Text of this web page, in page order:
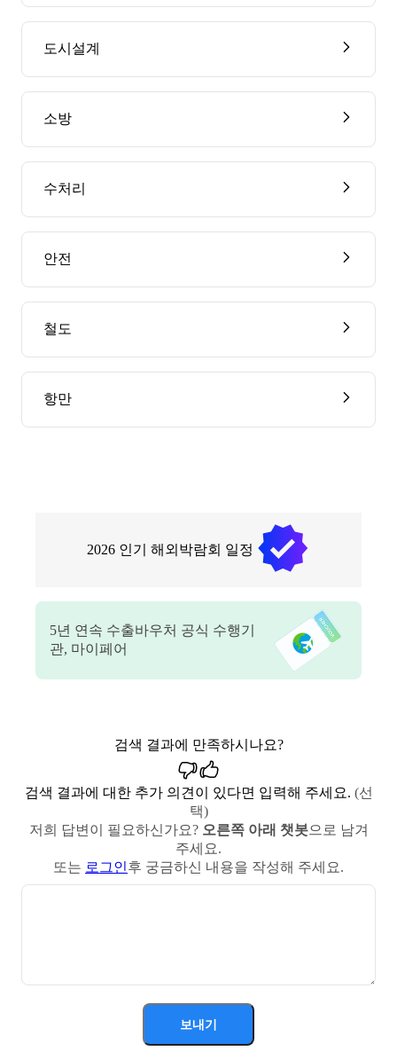
도시설계
소방
수처리
안전
철도
항만
2026 인기 해외박람회 일정
5년 연속 수출바우처 공식 수행기
관, 마이페어
검색 결과에 만족하시나요?
검색 결과에 대한 추가 의견이 있다면 입력해 주세요. (선
택)
저희 답변이 필요하신가요? 오른쪽 아래 챗봇으로 남겨
주세요.
또는 로그인후 궁금하신 내용을 작성해 주세요.
보내기